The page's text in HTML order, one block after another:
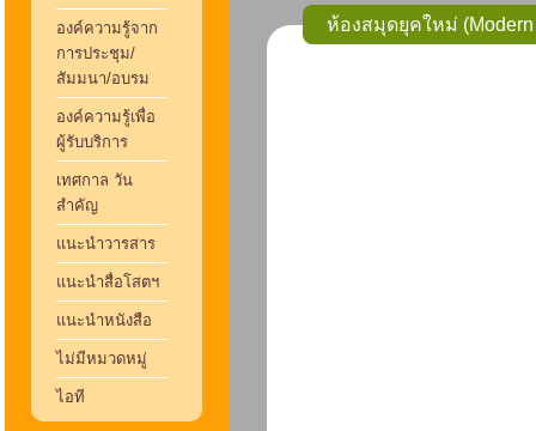
องค์ความรู้จาก
การประชุม/
สัมมนา/อบรม
องค์ความรู้เพื่อ
ผู้รับบริการ
เทศกาล วัน
สำคัญ
แนะนำวารสาร
แนะนำสื่อโสตฯ
แนะนำหนังสือ
ไม่มีหมวดหมู่
ไอที
ห้องสมุดยุคใหม่ (Modern